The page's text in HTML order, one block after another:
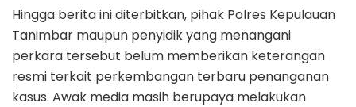
Hingga berita ini diterbitkan, pihak Polres Kepulauan
Tanimbar maupun penyidik yang menangani
perkara tersebut belum memberikan keterangan
resmi terkait perkembangan terbaru penanganan
kasus. Awak media masih berupaya melakukan